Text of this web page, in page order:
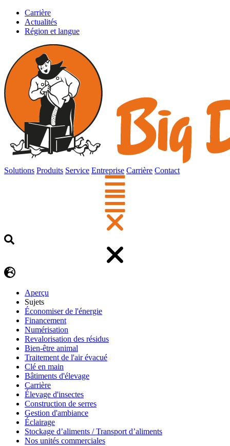
Carrière
Actualités
Région et langue
Solutions Produits Service Entreprise Carrière Contact
Aperçu
Sujets
Économiser de l'énergie
Financement
Numérisation
Revalorisation des résidus
Bien-être animal
Traitement de l'air évacué
Clé en main
Bâtiments d'élevage
Carrière
Élevage d'insectes
Construction de serres
Gestion d'ambiance
Éclairage
Stockage d’aliments / Transport d’aliments
Nos unités commerciales